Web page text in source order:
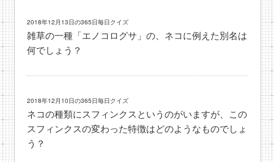
2018年12月13日の365日毎日クイズ
雑草の一種「エノコログサ」の、ネコに例えた別名は
何でしょう？
2018年12月10日の365日毎日クイズ
ネコの種類にスフィンクスというのがいますが、この
スフィンクスの変わった特徴はどのようなものでしょ
う？